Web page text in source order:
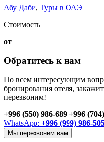
Абу Даби, Туры в ОАЭ
Стоимость
от
Обратитесь к нам
По всем интересующим
бронирования отеля,
перезвоним!
+996 (550) 986-689 +996
WhatsApp: +996 (999) 986-505
Мы перезвоним вам